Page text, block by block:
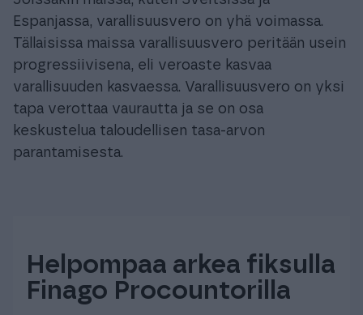
Espanjassa, varallisuusvero on yhä voimassa.
Tällaisissa maissa varallisuusvero peritään usein
progressiivisena, eli veroaste kasvaa
varallisuuden kasvaessa. Varallisuusvero on yksi
tapa verottaa vaurautta ja se on osa
keskustelua taloudellisen tasa-arvon
parantamisesta.
Helpompaa arkea fiksulla
Finago Procountorilla